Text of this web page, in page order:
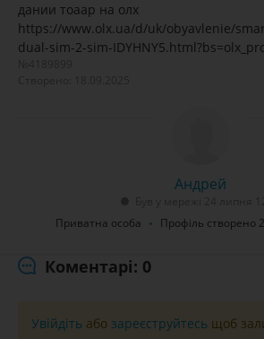
дании тоаар на олх
https://www.olx.ua/d/uk/obyavlenie/
dual-sim-2-sim-
Андрей
Приватна особа
Профіль створено
Коментарі: 0
Увійдіть або зареєструйтесь щоб